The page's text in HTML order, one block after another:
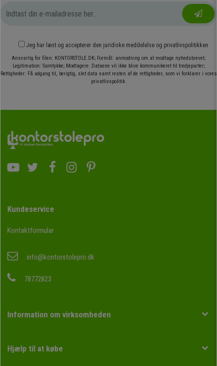
Jeg har læst og accepterer den juridiske meddelelse og privatlivspolitikken
Ansvarlig for filen: KONTORSTOLE.DK; Formål: anmodning om at modtage nyhedsbrevet;
Legitimation: Samtykke; Modtagere: Dataene vil ikke blive kommunikeret til tredjeparter;
Rettigheder: Få adgang til, berigtig, slet data samt resten af de rettigheder, som vi forklarer i vores
privatlivspolitik.
Kundeservice
Kontaktformular
info@kontorstolepro.dk
78772823
Information om virksomheden
Hjælp til at købe